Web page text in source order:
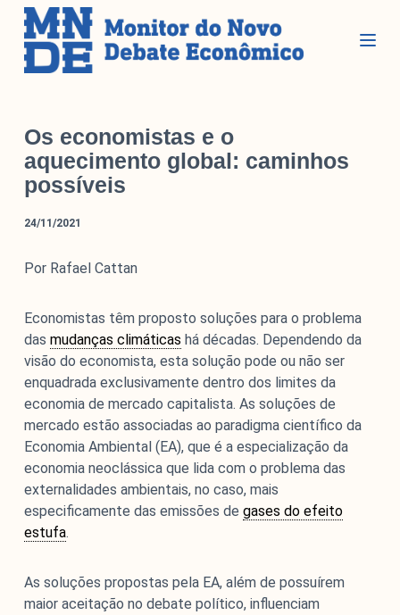
P
u
e
ú
d
o
Seções
Glossário
Lives do MNDE
Institucional
Parcerias
agregador de informações públicas sobre as novas
maneiras de pensar a economia expressas no debate
Os economistas e o
aquecimento global: caminhos
possíveis
24/11/2021
Por Rafael Cattan
Economistas têm proposto soluções para o problema
das mudanças climáticas há décadas. Dependendo da
visão do economista, esta solução pode ou não ser
enquadrada exclusivamente dentro dos limites da
economia de mercado capitalista. As soluções de
mercado estão associadas ao paradigma científico da
Economia Ambiental (EA), que é a especialização da
economia neoclássica que lida com o problema das
externalidades ambientais, no caso, mais
especificamente das emissões de gases do efeito
estufa.
As soluções propostas pela EA, além de possuírem
maior aceitação no debate político, influenciam